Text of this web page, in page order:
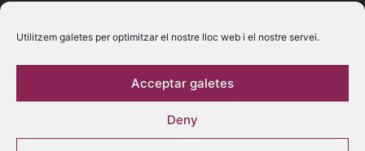
Utilitzem galetes per optimitzar el nostre lloc web i el nostre servei.
Acceptar galetes
Deny
Segueix-nos